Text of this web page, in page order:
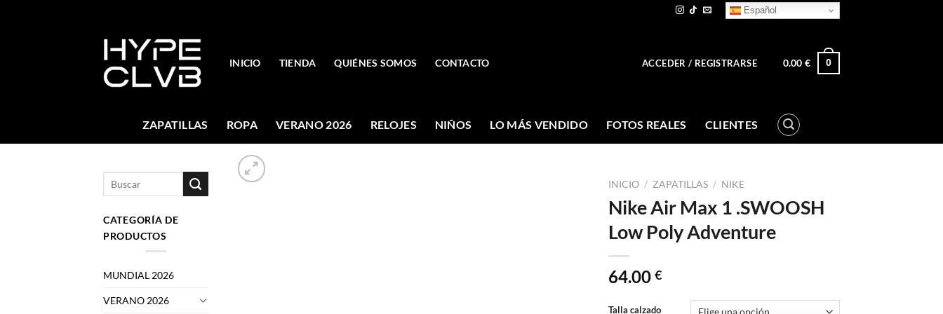
Español
INICIO TIENDA QUIÉNES SOMOS CONTACTO ACCEDER / REGISTRARSE 0.00€ 0
ZAPATILLAS ROPA VERANO 2026 RELOJES NIÑOS LO MÁS VENDIDO FOTOS REALES CLIENTES
CATEGORÍA DE
PRODUCTOS
MUNDIAL 2026
VERANO 2026
INICIO / ZAPATILLAS / NIKE
Nike Air Max 1 .SWOOSH
Low Poly Adventure
64.00 €
Talla calzado